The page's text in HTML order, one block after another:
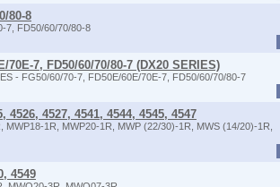
80-8
7, FD50/60/70/80-8
7, FD50/60/70/80-7 (DX20 SERIES)
- FG50/60/70-7, FD50E/60E/70E-7, FD50/60/70/80-7
4527, 4541, 4544, 4545, 4547
1R, MWP20-1R, MWP (22/30)-1R, MWS (14/20)-1R,
4549